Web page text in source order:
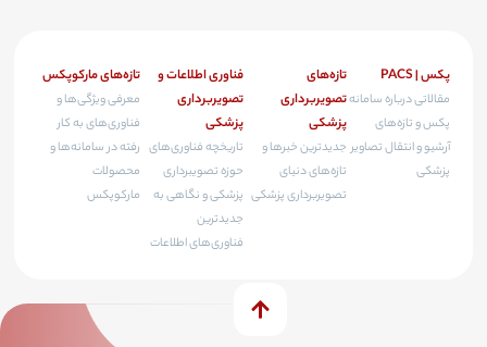
پکس | PACS
مقالاتی درباره سامانه
پکس و تازه‌های
آرشیو و انتقال تصاویر
پزشکی
تازه‌های
تصویربرداری
پزشکی
جدیدترین خبرها و
تازه‌های دنیای
تصویربرداری پزشکی
فناوری اطلاعات و
تصویربرداری
پزشکی
تاریخچه فناوری‌های
حوزه تصویبرداری
پزشکی و نگاهی به
جدیدترین
فناوری‌های اطلاعات
تازه‌های مارکوپکس
معرفی ویژگی‌ها و
فناوری‌های به کار
رفته در سامانه‌ها و
محصولات
مارکوپکس